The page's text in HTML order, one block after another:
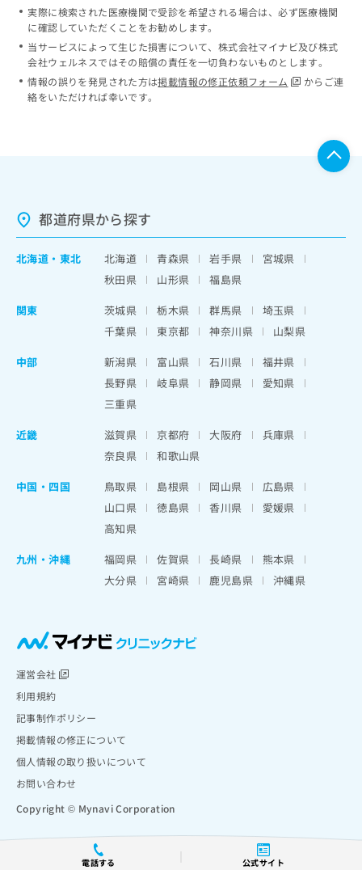
電話する 公式サイト
実際に検索された医療機関で受診を希望される場合は、必ず医療機関
に確認していただくことをお勧めします。
当サービスによって生じた損害について、株式会社マイナビ及び株式
会社ウェルネスではその賠償の責任を一切負わないものとします。
情報の誤りを発見された方は掲載情報の修正依頼フォーム
からご連
絡をいただければ幸いです。
都道府県から探す
北海道 ・ 東北 北海道 青森県 岩手県
宮城県
秋田県
山形県
福島県
関東
茨城県 栃木県 群馬県
埼玉県
千葉県
東京都 神奈川県
山梨県
中部
新潟県 富山県 石川県
福井県
長野県
岐阜県 静岡県
愛知県
三重県
近畿
滋賀県 京都府 大阪府
兵庫県
奈良県
和歌山県
中国・四国
鳥取県 島根県 岡山県
広島県
山口県
徳島県 香川県
愛媛県
高知県
九州・沖縄
福岡県 佐賀県 長崎県
熊本県
大分県
宮崎県 鹿児島県 沖縄県
運営会社
利用規約
記事制作ポリシー
掲載情報の修正について
個人情報の取り扱いについて
お問い合わせ
Copyright © Mynavi Corporation